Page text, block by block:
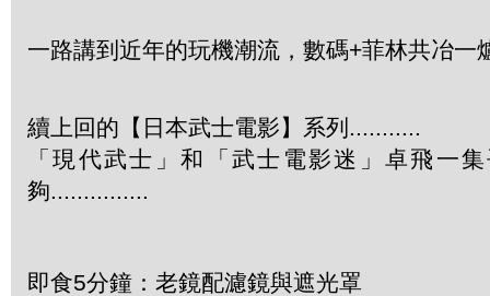
一路講到近年的玩機潮流，數碼+菲林共冶一
續上回的【日本武士電影】系列...........
「現代武士」和「武士電影迷」卓飛一
夠...............
即食5分鐘：老鏡配濾鏡與遮光罩